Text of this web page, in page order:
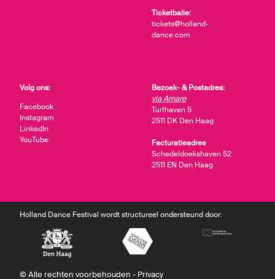
Ticketbalie:
tickets@holland-
dance.com
Bezoek- & Postadres:
via Amare
Turfhaven 5
2511 DK Den Haag
Facturatieadres
Schedeldoekshaven 52
2511 EN Den Haag
Volg ons:
Facebook
Instagram
LinkedIn
YouTube
Holland Dance Festival wordt structureel ondersteund door:
© Alle rechten voorbehouden - Privacy